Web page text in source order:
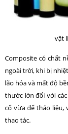
vật
Composite có chất
ngoài trời, khi bị
lão hóa và mất độ
thước lớn đối với các
cổ vừa để tháo liệu,
thao tác.